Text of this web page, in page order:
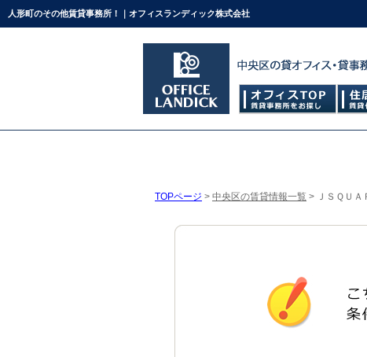
人形町のその他賃貸事務所！｜オフィスランディック株式会社
TOPページ > 中央区の賃貸情報一覧 > ＪＳＱＵ